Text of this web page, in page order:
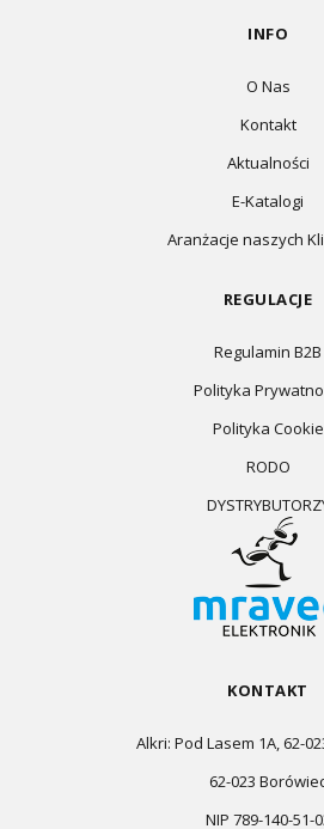
INFO
O Nas
Kontakt
Aktualności
E-Katalogi
Aranżacje naszych
REGULACJE
Regulamin B2B
Polityka
Polityka Cookie
RODO
KONTAKT
Alkri: Pod Lasem 1A, 62-
62-023
NIP 789-140-51-